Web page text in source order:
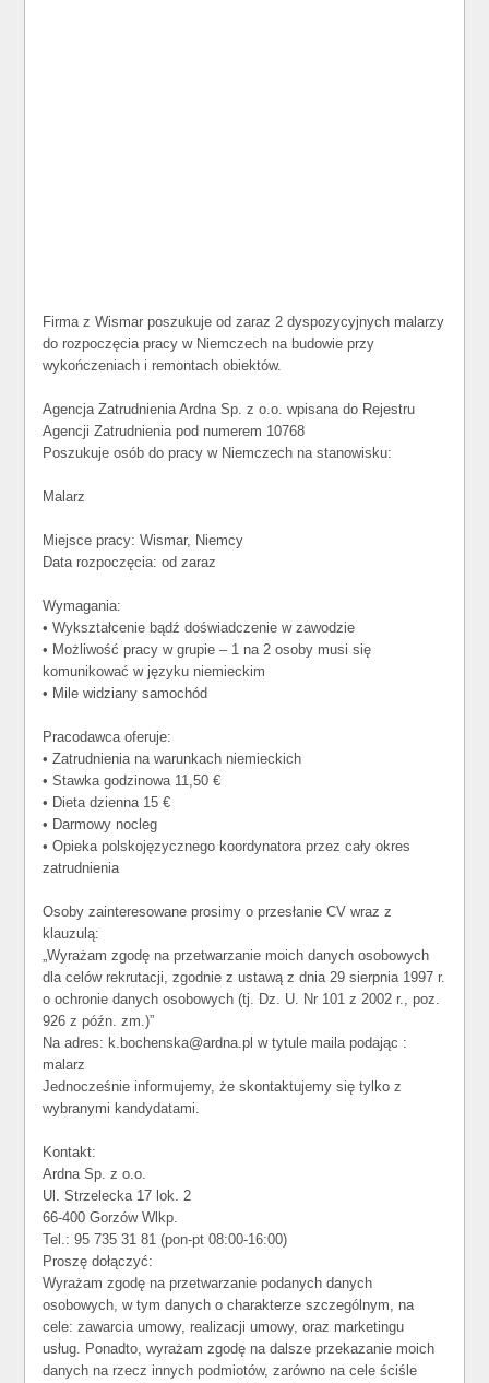
Firma z Wismar poszukuje od zaraz 2 dyspozycyjnych malarzy
do rozpoczęcia pracy w Niemczech na budowie przy
wykończeniach i remontach obiektów.
Agencja Zatrudnienia Ardna Sp. z o.o. wpisana do Rejestru
Agencji Zatrudnienia pod numerem 10768
Poszukuje osób do pracy w Niemczech na stanowisku:
Malarz
Miejsce pracy: Wismar, Niemcy
Data rozpoczęcia: od zaraz
Wymagania:
• Wykształcenie bądź doświadczenie w zawodzie
• Możliwość pracy w grupie – 1 na 2 osoby musi się
komunikować w języku niemieckim
• Mile widziany samochód
Pracodawca oferuje:
• Zatrudnienia na warunkach niemieckich
• Stawka godzinowa 11,50 €
• Dieta dzienna 15 €
• Darmowy nocleg
• Opieka polskojęzycznego koordynatora przez cały okres
zatrudnienia
Osoby zainteresowane prosimy o przesłanie CV wraz z
klauzulą:
„Wyrażam zgodę na przetwarzanie moich danych osobowych
dla celów rekrutacji, zgodnie z ustawą z dnia 29 sierpnia 1997 r.
o ochronie danych osobowych (tj. Dz. U. Nr 101 z 2002 r., poz.
926 z późn. zm.)”
Na adres: k.bochenska@ardna.pl w tytule maila podając :
malarz
Jednocześnie informujemy, że skontaktujemy się tylko z
wybranymi kandydatami.
Kontakt:
Ardna Sp. z o.o.
Ul. Strzelecka 17 lok. 2
66-400 Gorzów Wlkp.
Tel.: 95 735 31 81 (pon-pt 08:00-16:00)
Proszę dołączyć:
Wyrażam zgodę na przetwarzanie podanych danych
osobowych, w tym danych o charakterze szczególnym, na
cele: zawarcia umowy, realizacji umowy, oraz marketingu
usług. Ponadto, wyrażam zgodę na dalsze przekazanie moich
danych na rzecz innych podmiotów, zarówno na cele ściśle